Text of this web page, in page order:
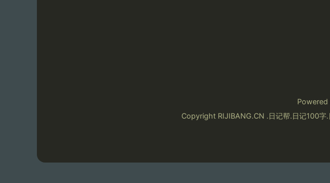
Powered
Copyright RIJIBANG.CN .日记帮.日记100